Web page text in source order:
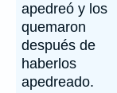
apedreó y los
quemaron
después de
haberlos
apedreado.